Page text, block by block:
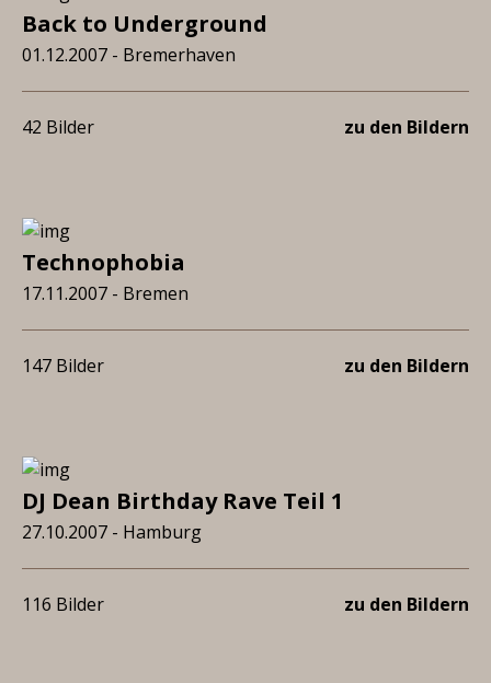
Back to Underground
01.12.2007 - Bremerhaven
42 Bilder zu den Bildern
Technophobia
17.11.2007 - Bremen
147 Bilder zu den Bildern
DJ Dean Birthday Rave Teil 1
27.10.2007 - Hamburg
116 Bilder zu den Bildern